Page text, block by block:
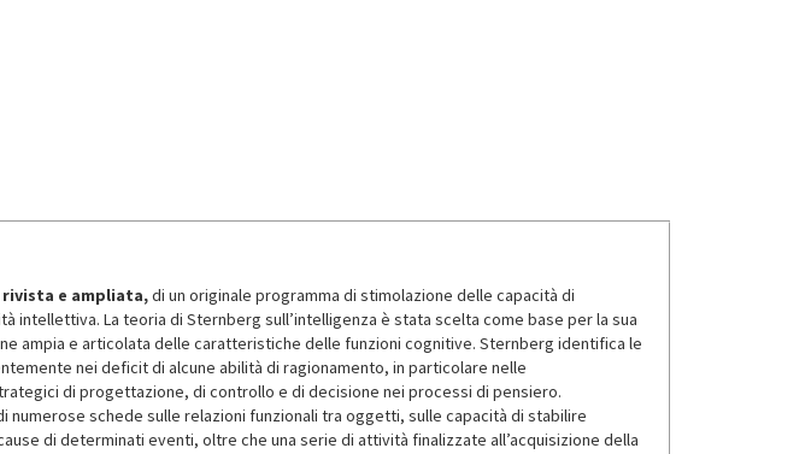
rivista e ampliata,di un originale programma di stimolazione delle capacità di
intellettiva. La teoria di Sternberg sull’intelligenza è stata scelta come base per la sua
ampia e articolata delle caratteristiche delle funzioni cognitive. Sternberg identifica le
nei deficit di alcune abilità di ragionamento, in particolare nelle
di progettazione, di controllo e di decisione nei processi di pensiero.
numerose schede sulle relazioni funzionali tra oggetti, sulle capacità di stabilire
di determinati eventi, oltre che una serie di attività finalizzate all’acquisizione della